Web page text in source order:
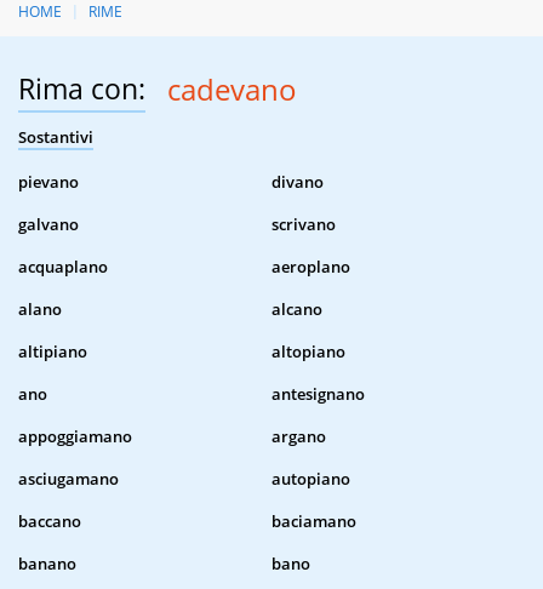
HOME RIME
Rima con: cadevano
Sostantivi
pievano
divano
galvano
scrivano
acquaplano
aeroplano
alano
alcano
altipiano
altopiano
ano
antesignano
appoggiamano
argano
asciugamano
autopiano
baccano
baciamano
banano
bano